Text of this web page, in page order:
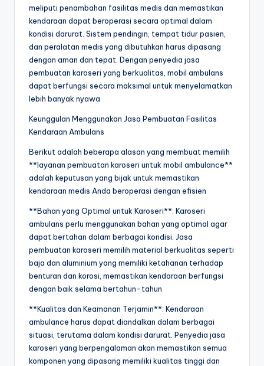
meliputi penambahan fasilitas medis dan memastikan
kendaraan dapat beroperasi secara optimal dalam
kondisi darurat. Sistem pendingin, tempat tidur pasien,
dan peralatan medis yang dibutuhkan harus dipasang
dengan aman dan tepat. Dengan penyedia jasa
pembuatan karoseri yang berkualitas, mobil ambulans
dapat berfungsi secara maksimal untuk menyelamatkan
lebih banyak nyawa
Keunggulan Menggunakan Jasa Pembuatan Fasilitas
Kendaraan Ambulans
Berikut adalah beberapa alasan yang membuat memilih
**layanan pembuatan karoseri untuk mobil ambulance**
adalah keputusan yang bijak untuk memastikan
kendaraan medis Anda beroperasi dengan efisien
**Bahan yang Optimal untuk Karoseri**: Karoseri
ambulans perlu menggunakan bahan yang optimal agar
dapat bertahan dalam berbagai kondisi. Jasa
pembuatan karoseri memilih material berkualitas seperti
baja dan aluminium yang memiliki ketahanan terhadap
benturan dan korosi, memastikan kendaraan berfungsi
dengan baik selama bertahun-tahun
**Kualitas dan Keamanan Terjamin**: Kendaraan
ambulance harus dapat diandalkan dalam berbagai
situasi, terutama dalam kondisi darurat. Penyedia jasa
karoseri yang berpengalaman akan memastikan semua
komponen yang dipasang memiliki kualitas tinggi dan